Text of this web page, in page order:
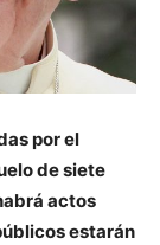
por el
de siete
actos
estarán